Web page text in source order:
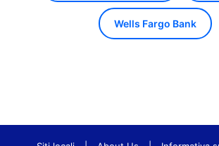
Wells Fargo Bank